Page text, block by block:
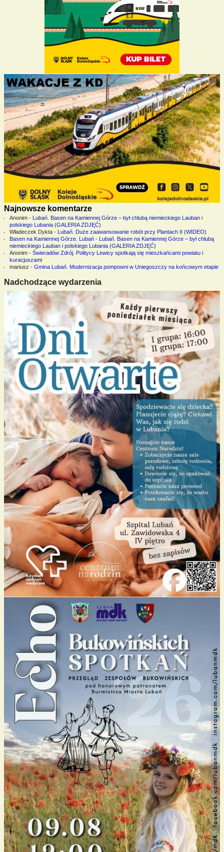
Najnowsze komentarze
Anonim- Lubań. Basen na Kamiennej Górze – był chlubą niemieckiego Lauban i
polskiego Lubania (GALERIA ZDJĘĆ)
Władeczek Dykta- Lubań. Duże zaawansowanie robót przy Plantach II (WIDEO)
Basen na Kamiennej Górze. Lubań- Lubań. Basen na Kamiennej Górze – był chlubą
niemieckiego Lauban i polskiego Lubania (GALERIA ZDJĘĆ)
Anonim- Świeradów Zdrój. Politycy Lewicy spotkają się mieszkańcami powiatu i
kuracjuszami
mariusz - Gmina Lubań. Modernizacja pompowni w Uniegoszczy na końcowym etapie
Nadchodzące wydarzenia